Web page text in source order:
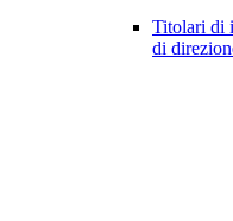
Titolari di
di